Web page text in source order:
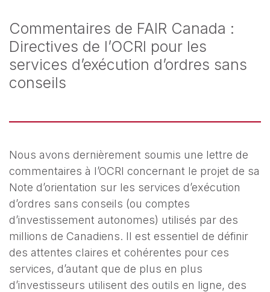
Commentaires de FAIR Canada :
Directives de l’OCRI pour les
services d’exécution d’ordres sans
conseils
Nous avons dernièrement soumis une lettre de
commentaires à l’OCRI concernant le projet de sa
Note d’orientation sur les services d’exécution
d’ordres sans conseils (ou comptes
d’investissement autonomes) utilisés par des
millions de Canadiens. Il est essentiel de définir
des attentes claires et cohérentes pour ces
services, d’autant que de plus en plus
d’investisseurs utilisent des outils en ligne, des